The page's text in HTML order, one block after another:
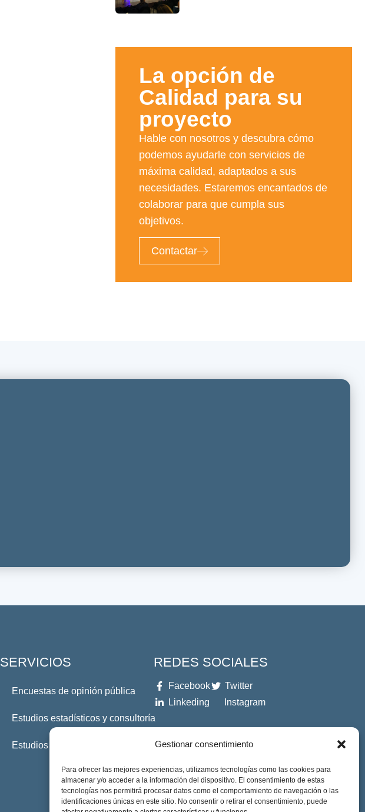
Gestionar consentimiento
Para ofrecer las mejores experiencias, utilizamos tecnologías como las cookies para
almacenar y/o acceder a la información del dispositivo. El consentimiento de estas
tecnologías nos permitirá procesar datos como el comportamiento de navegación o las
identificaciones únicas en este sitio. No consentir o retirar el consentimiento, puede
La opción de
Calidad para su
proyecto​
Hable con nosotros y descubra cómo
podemos ayudarle con servicios de
máxima calidad, adaptados a sus
necesidades. Estaremos encantados de
colaborar para que cumpla sus
objetivos.
Contactar
SERVICIOS
Encuestas de opinión pública
Estudios estadísticos y consultoría
Estudios Profesionales
REDES SOCIALES
Facebook
Twitter
Linkeding
Instagram